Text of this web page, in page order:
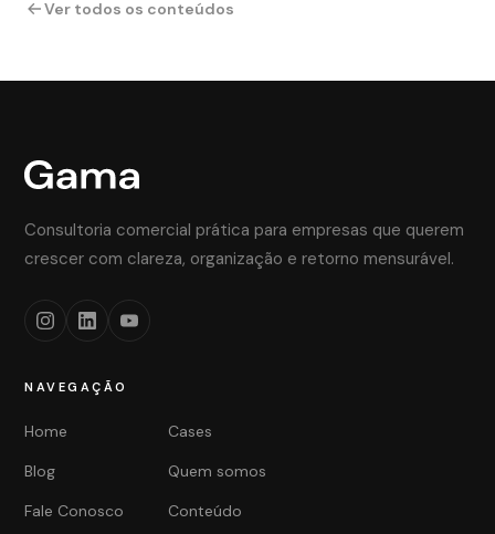
Ver todos os conteúdos
Consultoria comercial prática para empresas que querem
crescer com clareza, organização e retorno mensurável.
NAVEGAÇÃO
Home
Cases
Blog
Quem somos
Fale Conosco
Conteúdo